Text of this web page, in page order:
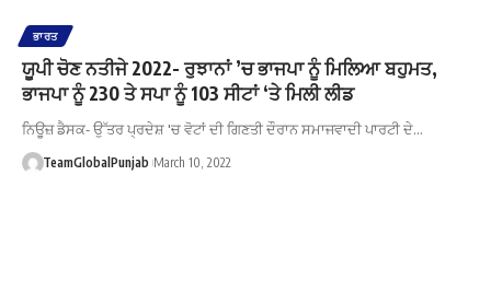
ਭਾਰਤ
ਯੂਪੀ ਚੋਣ ਨਤੀਜੇ 2022- ਰੁਝਾਨਾਂ ’ਚ ਭਾਜਪਾ ਨੂੰ ਮਿਲਿਆ ਬਹੁਮਤ,
ਭਾਜਪਾ ਨੂੰ 230 ਤੇ ਸਪਾ ਨੂੰ 103 ਸੀਟਾਂ ‘ਤੇ ਮਿਲੀ ਲੀਡ
ਨਿਊਜ਼ ਡੈਸਕ- ਉੱਤਰ ਪ੍ਰਦੇਸ਼ 'ਚ ਵੋਟਾਂ ਦੀ ਗਿਣਤੀ ਦੌਰਾਨ ਸਮਾਜਵਾਦੀ ਪਾਰਟੀ ਦੇ…
TeamGlobalPunjab March 10, 2022